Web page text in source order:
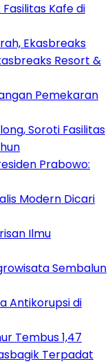
Kafe di
Ekasbreaks
Resort &
Pemekaran
Soroti Fasilitas
Prabowo:
Modern Dicari
Ilmu
Sembalun
Antikorupsi di
Tembus 1,47
Terpadat